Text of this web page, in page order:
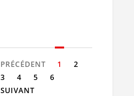
PRÉCÉDENT 1
2
3
4 5
6
SUIVANT